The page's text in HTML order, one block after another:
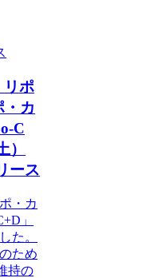
リポ
・カ
C
ース
・カ
」
た。
ため
持の